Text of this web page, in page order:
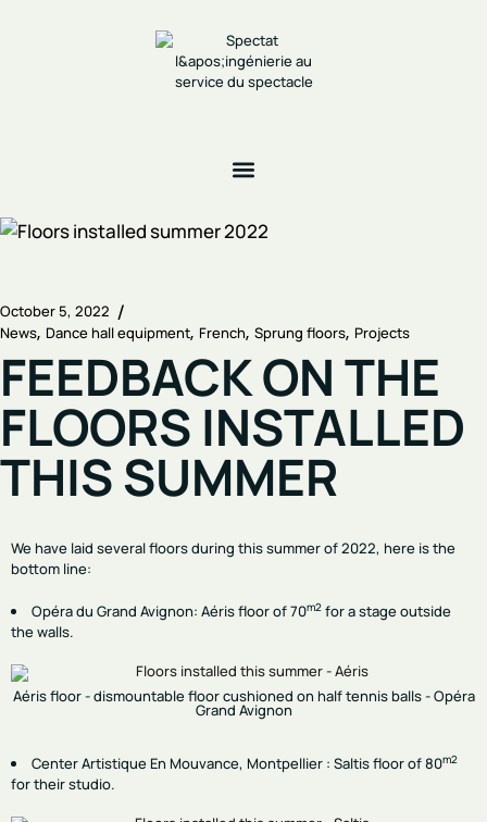
October 5, 2022
News Dance hall equipment French Sprung floors Projects
FEEDBACK ON THE
FLOORS INSTALLED
THIS SUMMER
We have laid several floors during this summer of 2022, here is the
bottom line:
Opéra du Grand Avignon: Aéris floor of 70m2 for a stage outside
the walls.
Aéris floor - dismountable floor cushioned on half tennis balls - Opéra
Grand Avignon
Center Artistique En Mouvance, Montpellier : Saltis floor of 80m2
for their studio.